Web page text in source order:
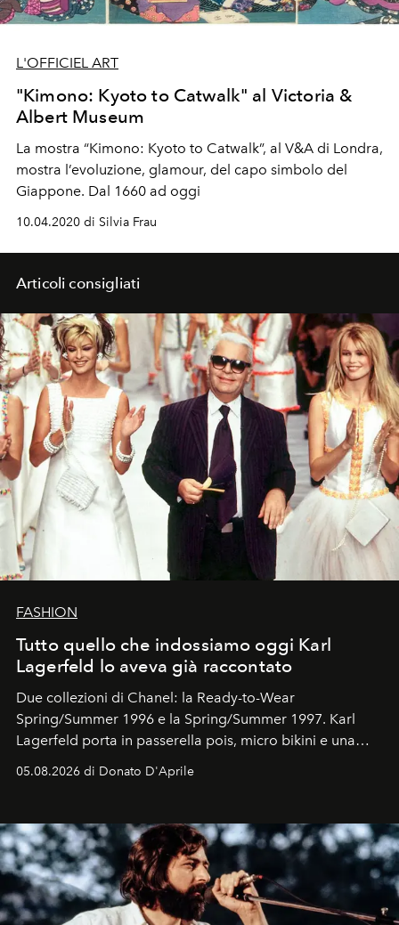
L'OFFICIEL ART
"Kimono: Kyoto to Catwalk" al Victoria &
Albert Museum
La mostra “Kimono: Kyoto to Catwalk”, al V&A di Londra,
mostra l’evoluzione, glamour, del capo simbolo del
Giappone. Dal 1660 ad oggi
10.04.2020 di Silvia Frau
Articoli consigliati
FASHION
Tutto quello che indossiamo oggi Karl
Lagerfeld lo aveva già raccontato
Due collezioni di Chanel: la Ready-to-Wear
Spring/Summer 1996 e la Spring/Summer 1997. Karl
Lagerfeld porta in passerella pois, micro bikini e una
logomania pensata per la spiaggia
Kate, Claudia e Carla una dietro l'altra. Trent'anni dopo,
uno dei documenti più contemporanei che abbiamo.
05.08.2026 di Donato D'Aprile